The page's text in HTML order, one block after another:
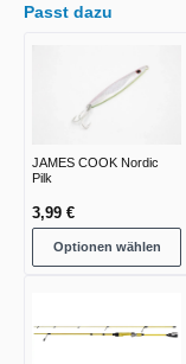
Passt dazu
JAMES COOK Nordic
Pilk
3,99 €
Optionen wählen